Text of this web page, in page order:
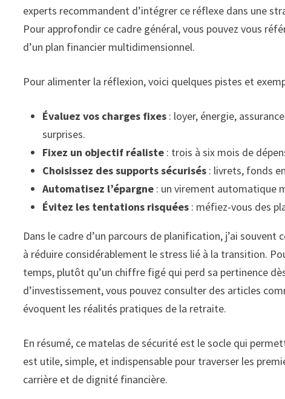
experts recommandent d’intégrer ce réflexe dans une
Pour approfondir ce cadre général, vous pouvez vous
d’un plan financier multidimensionnel.
Pour alimenter la réflexion, voici quelques pistes et
Évaluez vos charges fixes : loyer, énergie,
surprises.
Fixez un objectif réaliste : trois à six mois de
Choisissez des supports sécurisés : livrets, fonds
Automatisez l’épargne : un virement automatique
Évitez les tentations risquées : méfiez-vous des
Dans le cadre d’un parcours de planification, j’ai
à réduire considérablement le stress lié à la transition.
temps, plutôt qu’un chiffre figé qui perd sa pertinence
d’investissement, vous pouvez consulter des articles
évoquent les réalités pratiques de la retraite.
En résumé, ce matelas de sécurité est le socle qui
est utile, simple, et indispensable pour traverser les
carrière et de dignité financière.